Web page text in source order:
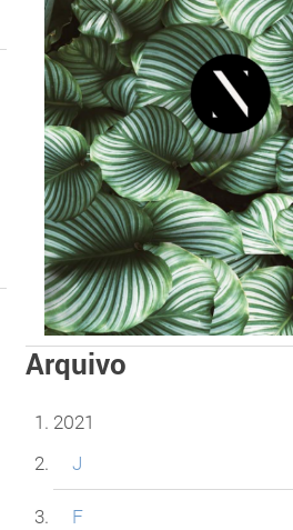
Arquivo
2021
J
F